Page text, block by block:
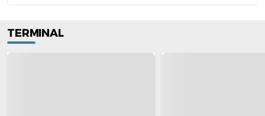
TERMINAL